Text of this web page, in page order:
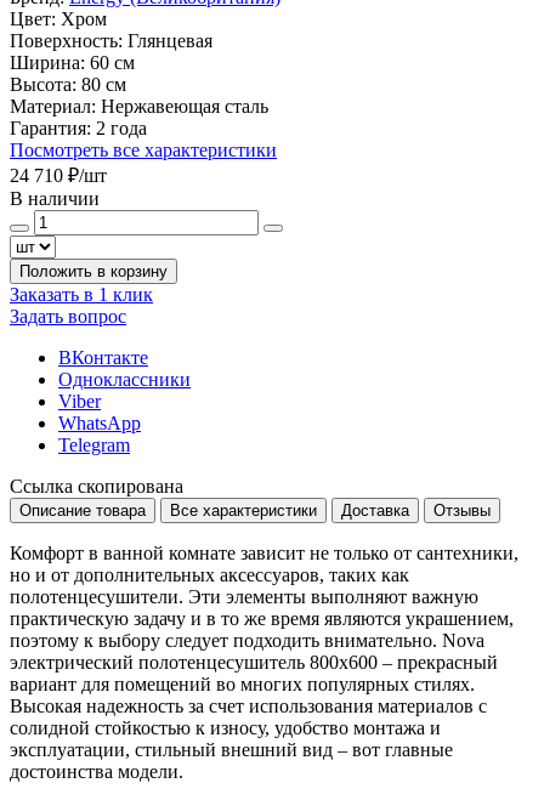
Цвет: Хром
Поверхность: Глянцевая
Ширина: 60 см
Высота: 80 см
Материал: Нержавеющая сталь
Гарантия: 2 года
Посмотреть все характеристики
24 710 ₽/шт
В наличии
Положить в корзину
Заказать в 1 клик
Задать вопрос
ВКонтакте
Одноклассники
Viber
WhatsApp
Telegram
Ссылка скопирована
Описание товара Все характеристики Доставка Отзывы
Комфорт в ванной комнате зависит не только от сантехники,
но и от дополнительных аксессуаров, таких как
полотенцесушители. Эти элементы выполняют важную
практическую задачу и в то же время являются украшением,
поэтому к выбору следует подходить внимательно. Nova
электрический полотенцесушитель 800x600 – прекрасный
вариант для помещений во многих популярных стилях.
Высокая надежность за счет использования материалов с
солидной стойкостью к износу, удобство монтажа и
эксплуатации, стильный внешний вид – вот главные
достоинства модели.